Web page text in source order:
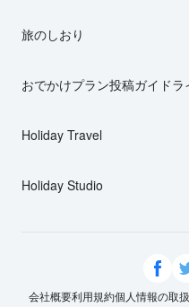
旅のしおり
おでかけプラン投稿ガイドラ
Holiday Travel
Holiday Studio
会社概要利用規約個人情報の取